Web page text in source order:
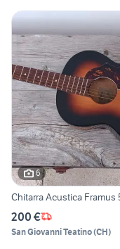
6
Chitarra Acustica Framus
200 €
San Giovanni Teatino(CH)